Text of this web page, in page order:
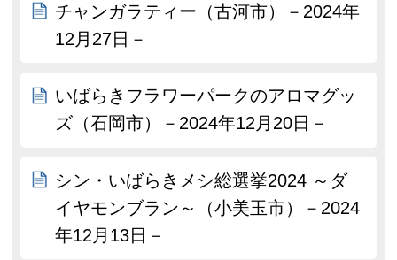
チャンガラティー（古河市）－2024年
12月27日－
いばらきフラワーパークのアロマグッ
ズ（石岡市）－2024年12月20日－
シン・いばらきメシ総選挙2024 ～ダ
イヤモンブラン～（小美玉市）－2024
年12月13日－